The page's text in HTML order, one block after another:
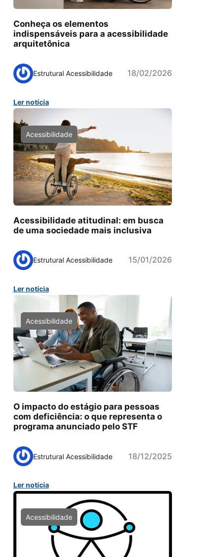
Conheça os elementos
indispensáveis para a acessibilidade
arquitetônica
Estrutural Acessibilidade 18/02/2026
Ler notícia
Acessibilidade
Acessibilidade atitudinal: em busca
de uma sociedade mais inclusiva
Estrutural Acessibilidade 15/01/2026
Ler notícia
Acessibilidade
O impacto do estágio para pessoas
com deficiência: o que representa o
programa anunciado pelo STF
Estrutural Acessibilidade 18/12/2025
Ler notícia
Acessibilidade